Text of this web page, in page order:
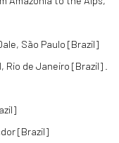
São Paulo [Brazil]
Rio de Janeiro [Brazil] .
[Brazil]